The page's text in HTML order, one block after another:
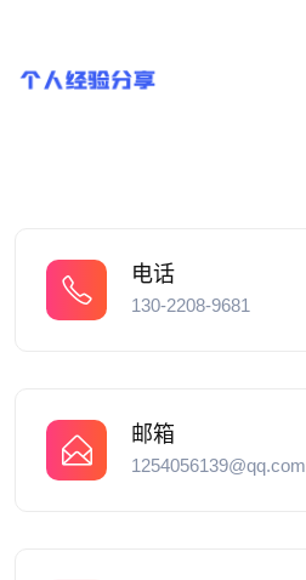
电话
130-2208-9681
邮箱
1254056139@qq.com